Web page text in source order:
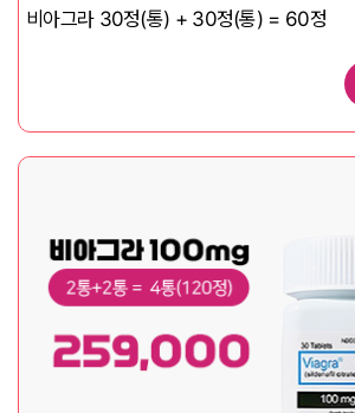
비아그라 30정(통) + 30정(통) = 60정